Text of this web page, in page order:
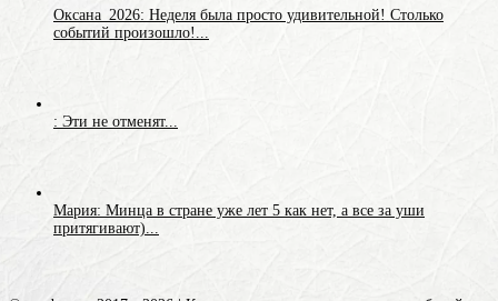
Оксана_2026: Неделя была просто удивительной! Столько
событий произошло!...
: Эти не отменят...
Мария: Минца в стране уже лет 5 как нет, а все за уши
притягивают)...